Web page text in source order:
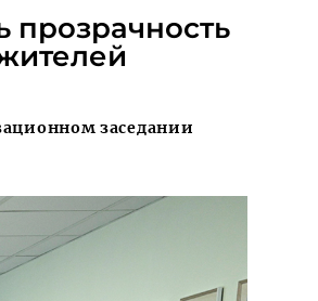
прозрачность
заседании